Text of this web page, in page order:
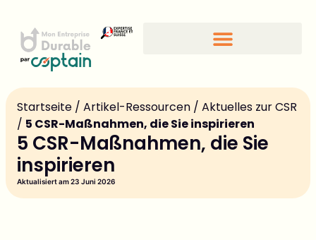
Startseite / Artikel-Ressourcen / Aktuelles zur CSR
/ 5 CSR-Maßnahmen, die Sie inspirieren
5 CSR-Maßnahmen, die Sie
inspirieren
Aktualisiert am 23 Juni 2026